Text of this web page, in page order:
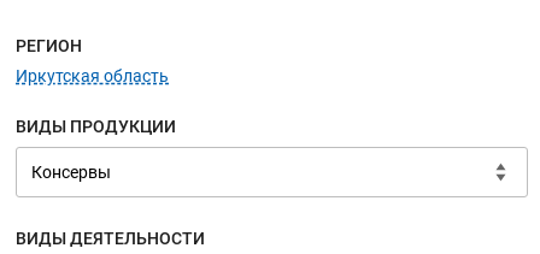
Меню навигации
РЕГИОН
Иркутская область
ВИДЫ ПРОДУКЦИИ
ВИДЫ ДЕЯТЕЛЬНОСТИ